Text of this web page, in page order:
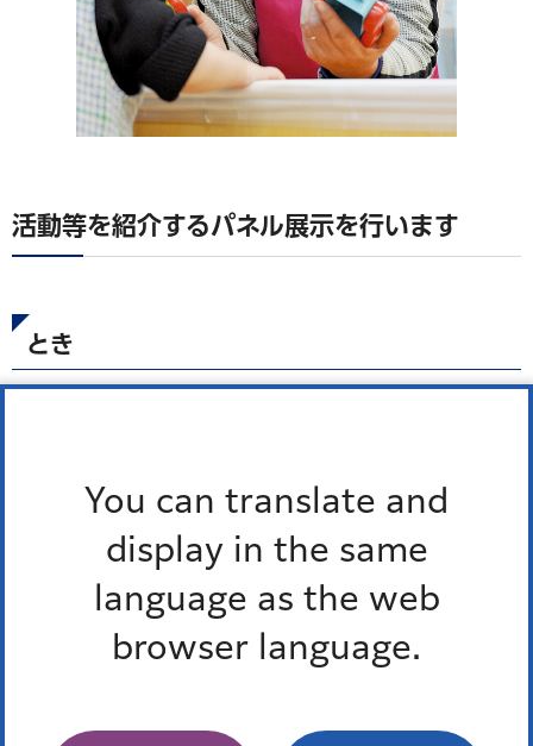
You can translate and
display in the same
language as the web
browser language.
活動等を紹介するパネル展示を行います
とき
ところ
各総合支所等
※地区によって、実施日時および会場が異なります。詳しく
港区ホームページ をご覧ください。